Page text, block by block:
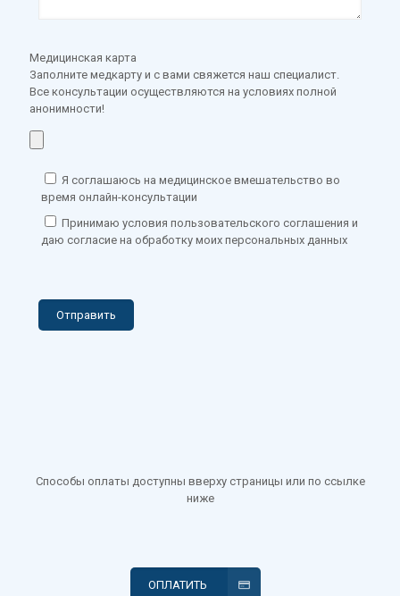
Медицинская карта
Заполните медкарту и с вами свяжется наш специалист.
Все консультации осуществляются на условиях полной
анонимности!
Я соглашаюсь на медицинское вмешательство во
время онлайн-консультации
Принимаю условия пользовательского соглашения и
даю согласие на обработку моих персональных данных
Способы оплаты доступны вверху страницы или по ссылке
ниже
ОПЛАТИТЬ